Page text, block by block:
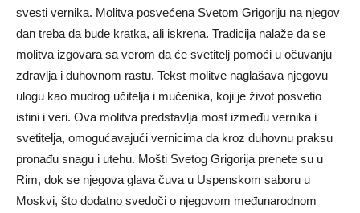
svesti vernika. Molitva posvećena Svetom Grigoriju na njegov
dan treba da bude kratka, ali iskrena. Tradicija nalaže da se
molitva izgovara sa verom da će svetitelj pomoći u očuvanju
zdravlja i duhovnom rastu. Tekst molitve naglašava njegovu
ulogu kao mudrog učitelja i mučenika, koji je život posvetio
istini i veri. Ova molitva predstavlja most između vernika i
svetitelja, omogućavajući vernicima da kroz duhovnu praksu
pronađu snagu i utehu. Mošti Svetog Grigorija prenete su u
Rim, dok se njegova glava čuva u Uspenskom saboru u
Moskvi, što dodatno svedoči o njegovom međunarodnom